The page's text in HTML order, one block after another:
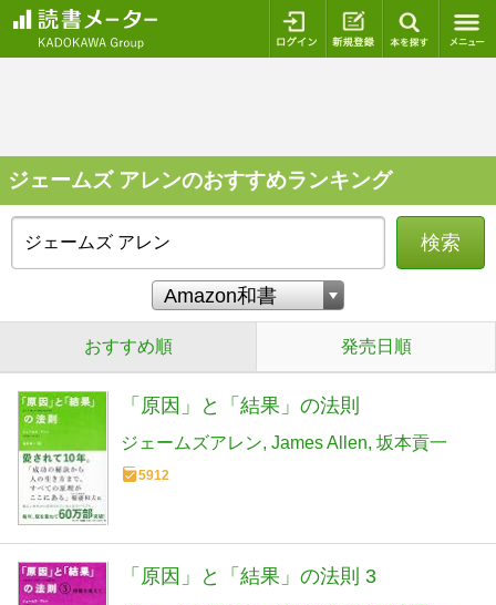
ログイン 新規登録
ジェームズ アレンのおすすめランキング
検索
おすすめ順 発売日順
「原因」と「結果」の法則
ジェームズアレン James Allen 坂本貢一
5912
「原因」と「結果」の法則 3